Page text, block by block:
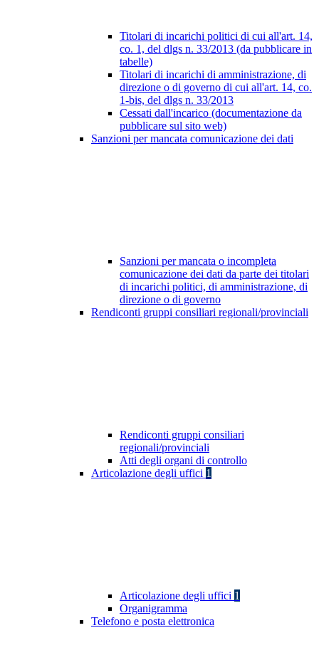
Titolari di incarichi politici di cui all'art. 14,
co. 1, del dlgs n. 33/2013 (da pubblicare in
tabelle)
Titolari di incarichi di amministrazione, di
direzione o di governo di cui all'art. 14, co.
1-bis, del dlgs n. 33/2013
Cessati dall'incarico (documentazione da
pubblicare sul sito web)
Sanzioni per mancata comunicazione dei dati
Sanzioni per mancata o incompleta
comunicazione dei dati da parte dei titolari
di incarichi politici, di amministrazione, di
direzione o di governo
Rendiconti gruppi consiliari regionali/provinciali
Rendiconti gruppi consiliari
regionali/provinciali
Atti degli organi di controllo
Articolazione degli uffici 1
Articolazione degli uffici 1
Organigramma
Telefono e posta elettronica